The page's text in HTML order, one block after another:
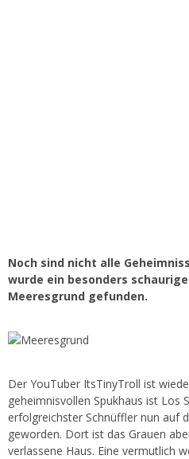
Noch sind nicht alle
wurde ein besonders
Meeresgrund gefunden.
Der YouTuber ItsTinyTroll ist
geheimnisvollen Spukhaus ist Los
erfolgreichster Schnüffler nun auf
geworden. Dort ist das Grauen
verlassene Haus. Eine vermutlich